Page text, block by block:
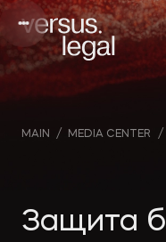
MAIN / MEDIA CENTER /
Защита